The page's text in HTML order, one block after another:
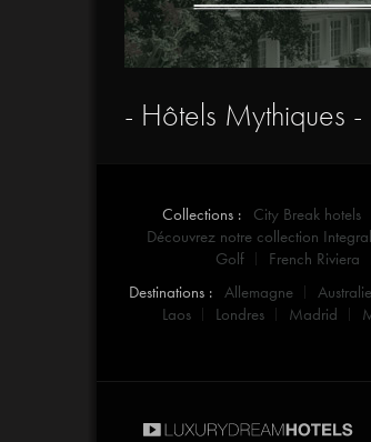
- Hôtels Mythiques -
Collections : City Break hotels
Découvrez notre collection
Golf
French Riviera
Destinations : Allemagne Australie
Laos
Londres Madrid